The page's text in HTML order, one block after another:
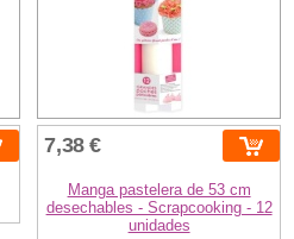
7,38 €
Manga pastelera de 53 cm
desechables - Scrapcooking - 12
unidades